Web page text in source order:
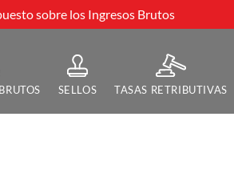
sobre los Ingresos Brutos
SELLOS TASAS RETRIBUTIVAS